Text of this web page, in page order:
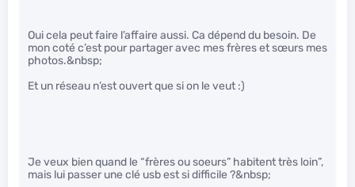
Oui cela peut faire l’affaire aussi. Ca dépend du besoin. De
mon coté c’est pour partager avec mes frères et sœurs mes
photos.&nbsp;
Et un réseau n’est ouvert que si on le veut :)
Je veux bien quand le “frères ou soeurs” habitent très loin”,
mais lui passer une clé usb est si difficile ?&nbsp;